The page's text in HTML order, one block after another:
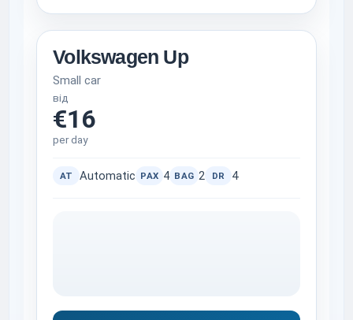
Volkswagen Up
Small car
від
€16
per day
AT Automatic PAX 4 BAG 2 DR 4